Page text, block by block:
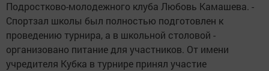
Подростково-молодежного клуба Любовь Камашева. -
Спортзал школы был полностью подготовлен к
проведению турнира, а в школьной столовой -
организовано питание для участников. От имени
учредителя Кубка в турнире принял участие